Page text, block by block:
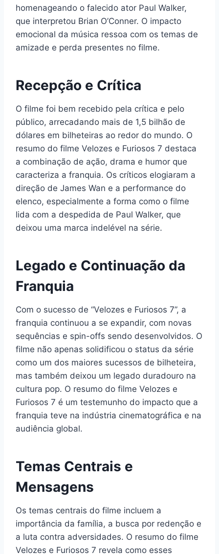
homenageando o falecido ator Paul Walker,
que interpretou Brian O’Conner. O impacto
emocional da música ressoa com os temas de
amizade e perda presentes no filme.
Recepção e Crítica
O filme foi bem recebido pela crítica e pelo
público, arrecadando mais de 1,5 bilhão de
dólares em bilheteiras ao redor do mundo. O
resumo do filme Velozes e Furiosos 7 destaca
a combinação de ação, drama e humor que
caracteriza a franquia. Os críticos elogiaram a
direção de James Wan e a performance do
elenco, especialmente a forma como o filme
lida com a despedida de Paul Walker, que
deixou uma marca indelével na série.
Legado e Continuação da
Franquia
Com o sucesso de “Velozes e Furiosos 7”, a
franquia continuou a se expandir, com novas
sequências e spin-offs sendo desenvolvidos. O
filme não apenas solidificou o status da série
como um dos maiores sucessos de bilheteira,
mas também deixou um legado duradouro na
cultura pop. O resumo do filme Velozes e
Furiosos 7 é um testemunho do impacto que a
franquia teve na indústria cinematográfica e na
audiência global.
Temas Centrais e
Mensagens
Os temas centrais do filme incluem a
importância da família, a busca por redenção e
a luta contra adversidades. O resumo do filme
Velozes e Furiosos 7 revela como esses